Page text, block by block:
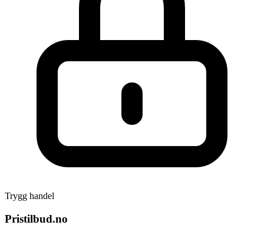
Trygg handel
Pristilbud.no